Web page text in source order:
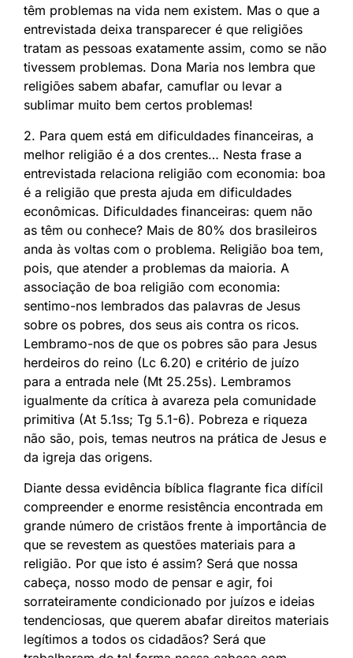
têm problemas na vida nem existem. Mas o que a
entrevistada deixa transparecer é que religiões
tratam as pessoas exatamente assim, como se não
tivessem problemas. Dona Maria nos lembra que
religiões sabem abafar, camuflar ou levar a
sublimar muito bem certos problemas!
2. Para quem está em dificuldades financeiras, a
melhor religião é a dos crentes… Nesta frase a
entrevistada relaciona religião com economia: boa
é a religião que presta ajuda em dificuldades
econômicas. Dificuldades financeiras: quem não
as têm ou conhece? Mais de 80% dos brasileiros
anda às voltas com o problema. Religião boa tem,
pois, que atender a problemas da maioria. A
associação de boa religião com economia:
sentimo-nos lembrados das palavras de Jesus
sobre os pobres, dos seus ais contra os ricos.
Lembramo-nos de que os pobres são para Jesus
herdeiros do reino (Lc 6.20) e critério de juízo
para a entrada nele (Mt 25.25s). Lembramos
igualmente da crítica à avareza pela comunidade
primitiva (At 5.1ss; Tg 5.1-6). Pobreza e riqueza
não são, pois, temas neutros na prática de Jesus e
da igreja das origens.
Diante dessa evidência bíblica flagrante fica difícil
compreender e enorme resistência encontrada em
grande número de cristãos frente à importância de
que se revestem as questões materiais para a
religião. Por que isto é assim? Será que nossa
cabeça, nosso modo de pensar e agir, foi
sorrateiramente condicionado por juízos e ideias
tendenciosas, que querem abafar direitos materiais
legítimos a todos os cidadãos? Será que